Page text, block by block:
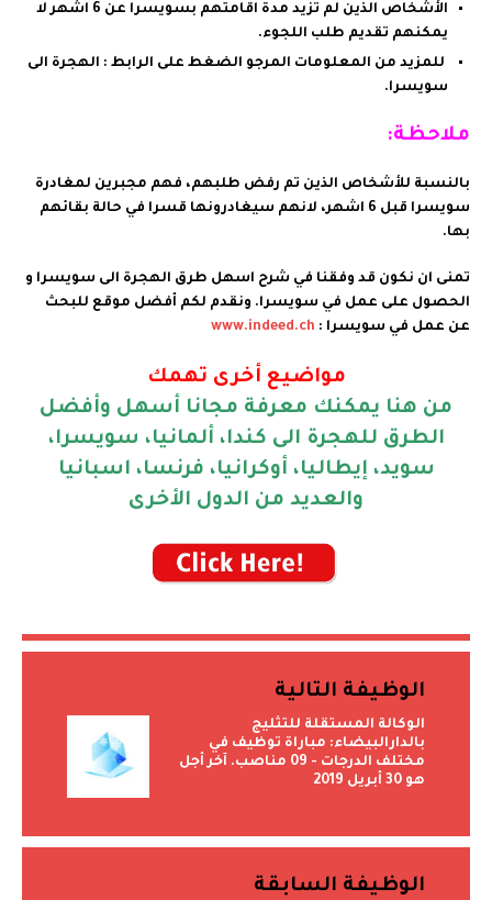
الأشخاص الذين لم تزيد مدة اقامتهم بسويسرا عن 6 اشهر لا
يمكنهم تقديم طلب اللجوء.
للمزيد من المعلومات المرجو الضغط على الرابط : الهجرة الى
سويسرا.
ملاحظة:
بالنسبة للأشخاص الذين تم رفض طلبهم، فهم مجبرين لمغادرة
سويسرا قبل 6 اشهر، لانهم سيغادرونها قسرا في حالة بقائهم
بها.
تمنى ان نكون قد وفقنا في شرح اسهل طرق الهجرة الى سويسرا و
الحصول على عمل في سويسرا. ونقدم لكم أفضل موقع للبحث
عن عمل في سويسرا : www.indeed.ch
مواضيع أخرى تهمك
من هنا يمكنك معرفة مجانا أسهل وأفضل
الطرق للهجرة الى كندا، ألمانيا، سويسرا،
سويد، إيطاليا، أوكرانيا، فرنسا، اسبانيا
والعديد من الدول الأخرى
الوظيفة التالية
الوكالة المستقلة للتثليج
بالدارالبيضاء: مباراة توظيف في
مختلف الدرجات - 09 مناصب. آخر أجل
هو 30 أبريل 2019
الوظيفة السابقة